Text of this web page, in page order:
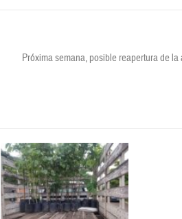
Próxima semana, posible reapertura de